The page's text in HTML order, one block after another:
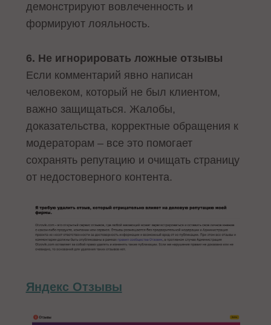
демонстрируют вовлеченность и
формируют лояльность.
6. Не игнорировать ложные отзывы
Если комментарий явно написан
человеком, который не был клиентом,
важно защищаться. Жалобы,
доказательства, корректные обращения к
модераторам – все это помогает
сохранять репутацию и очищать страницу
от недостоверного контента.
Яндекс Отзывы